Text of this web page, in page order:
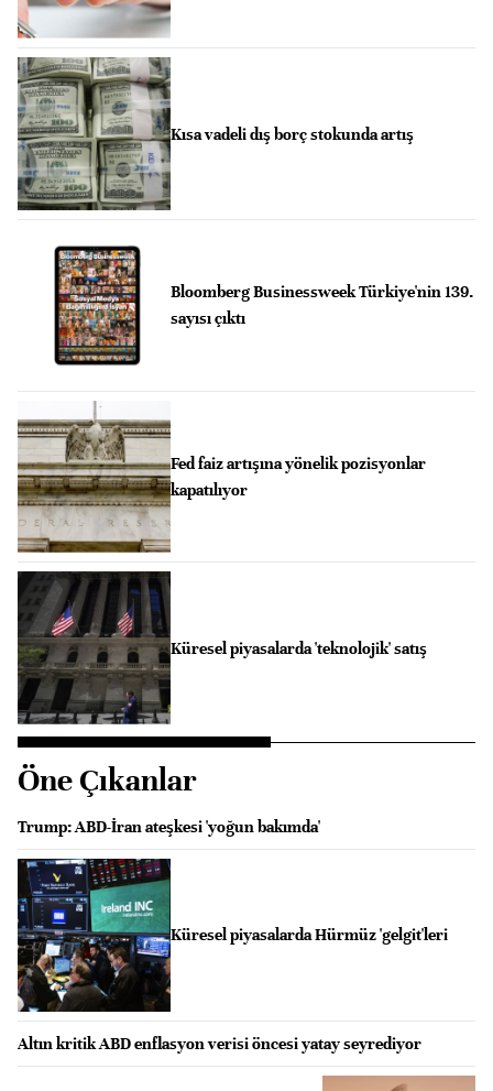
Kısa vadeli dış borç stokunda artış
Bloomberg Businessweek Türkiye'nin 139.
sayısı çıktı
Fed faiz artışına yönelik pozisyonlar
kapatılıyor
Küresel piyasalarda 'teknolojik' satış
Öne Çıkanlar
Trump: ABD-İran ateşkesi 'yoğun bakımda'
Küresel piyasalarda Hürmüz 'gelgit'leri
Altın kritik ABD enflasyon verisi öncesi yatay seyrediyor